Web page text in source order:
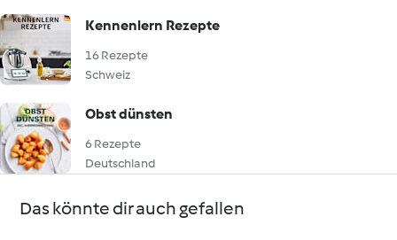
Kennenlern Rezepte
16 Rezepte
Schweiz
Obst dünsten
6 Rezepte
Deutschland
Das könnte dir auch gefallen